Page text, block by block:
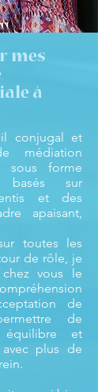
mes
à
conjugal et
médiation
sous forme
sur
et des
apaisant,
toutes les
de rôle, je
vous le
de
de
équilibre et
plus de